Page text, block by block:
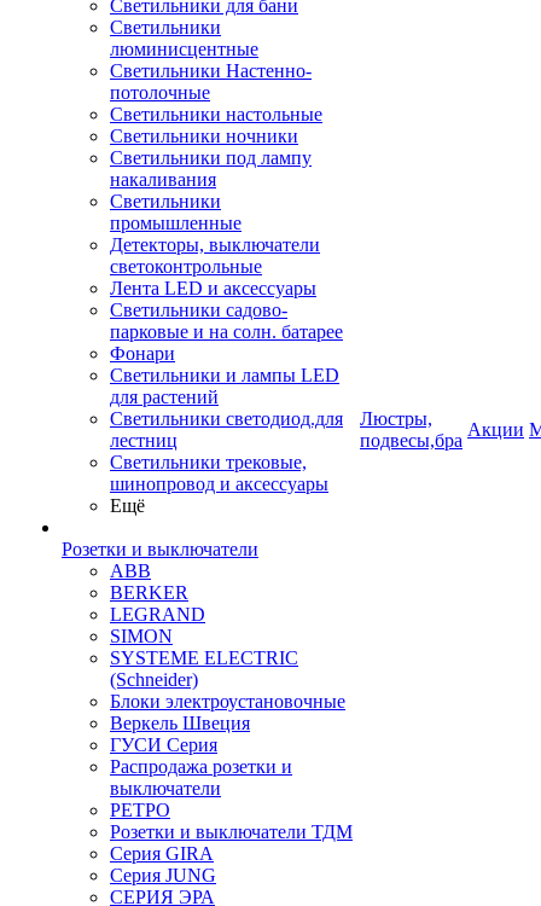
Светильники для бани
Светильники
люминисцентные
Светильники Настенно-
потолочные
Светильники настольные
Светильники ночники
Светильники под лампу
накаливания
Светильники
промышленные
Детекторы, выключатели
светоконтрольные
Лента LED и аксессуары
Светильники садово-
парковые и на солн. батарее
Фонари
Светильники и лампы LED
для растений
Светильники светодиод.для
лестниц
Светильники трековые,
шинопровод и аксессуары
Ещё
Розетки и выключатели
ABB
BERKER
LEGRAND
SIMON
SYSTEME ELECTRIC
(Schneider)
Блоки электроустановочные
Веркель Швеция
ГУСИ Серия
Распродажа розетки и
выключатели
РЕТРО
Розетки и выключатели ТДМ
Серия GIRA
Серия JUNG
СЕРИЯ ЭРА
Люстры,
подвесы,бра
Акции